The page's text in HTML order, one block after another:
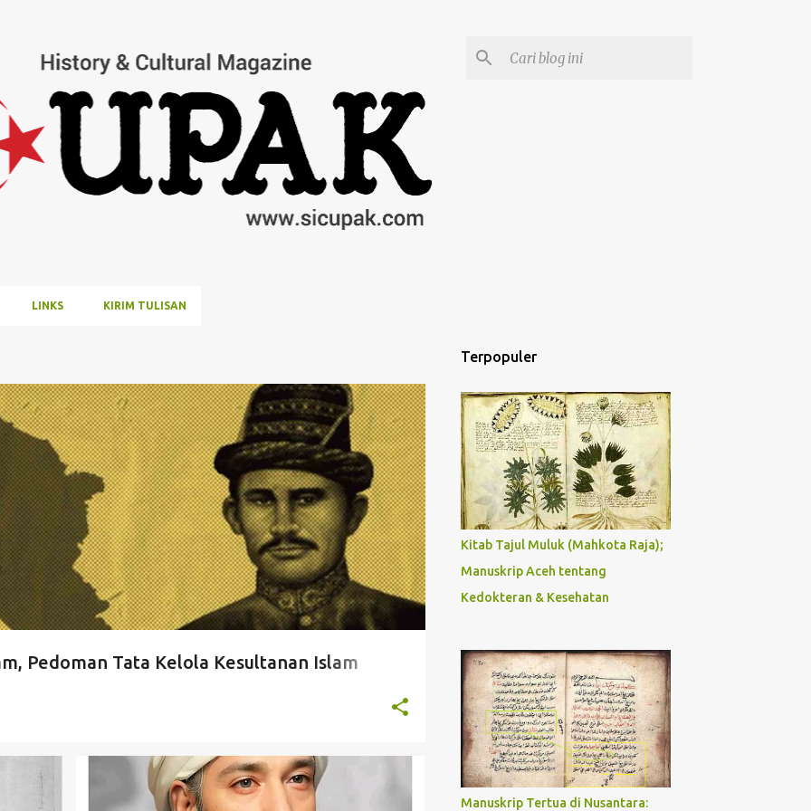
LINKS KIRIM TULISAN
Pedoman Tata Kelola Kesultanan Islam
Terpopuler
Kitab Tajul Muluk (Mahkota Raja);
Manuskrip Aceh tentang
Kedokteran & Kesehatan
Manuskrip Tertua di Nusantara: